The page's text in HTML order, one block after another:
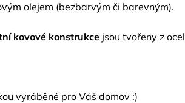
olejem (bezbarvým či barevným).
kovové konstrukce jsou tvořeny z
vyráběné pro Váš domov :)